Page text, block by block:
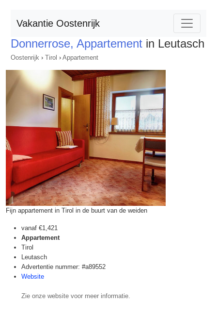
Vakantie Oostenrijk
Donnerrose, Appartement in Leutasch
Oostenrijk › Tirol › Appartement
Fijn appartement in Tirol in de buurt van de weiden
vanaf €1,421
Appartement
Tirol
Leutasch
Advertentie nummer: #a89552
Website
Zie onze website voor meer informatie.